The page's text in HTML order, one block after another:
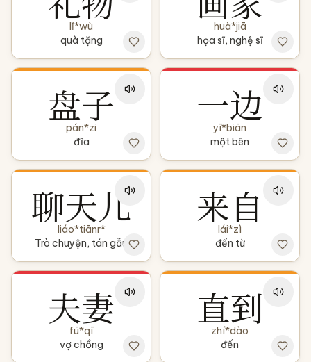
lǐ*wù
quà tặng
huà*jiā
họa sĩ, nghệ sĩ
盘子
pán*zi
đĩa
一边
yī*biān
một bên
聊天儿
liáo*tiānr*
Trò chuyện, tán gẫu
来自
lái*zì
đến từ
夫妻
fū*qī
vợ chồng
直到
zhí*dào
đến